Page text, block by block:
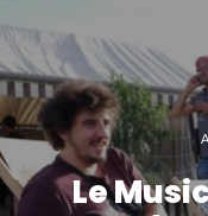
Le